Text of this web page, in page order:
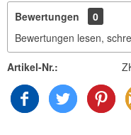
Bewertungen
0
Bewertungen lesen,
Artikel-Nr.: